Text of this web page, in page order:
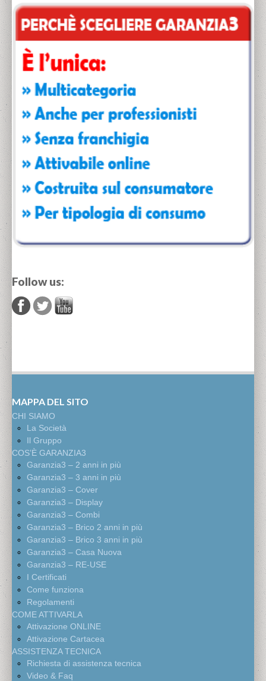
Follow us:
MAPPA DEL SITO
CHI SIAMO
La Società
Il Gruppo
COS’È GARANZIA3
Garanzia3 – 2 anni in più
Garanzia3 – 3 anni in più
Garanzia3 – Cover
Garanzia3 – Display
Garanzia3 – Combi
Garanzia3 – Brico 2 anni in più
Garanzia3 – Brico 3 anni in più
Garanzia3 – Casa Nuova
Garanzia3 – RE-USE
I Certificati
Come funziona
Regolamenti
COME ATTIVARLA
Attivazione ONLINE
Attivazione Cartacea
ASSISTENZA TECNICA
Richiesta di assistenza tecnica
Video & Faq